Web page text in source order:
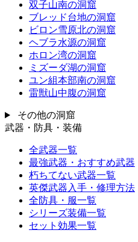
双子山南の洞窟
ブレッド台地の洞窟
ビロン雪原北の洞窟
ヘブラ水源の洞窟
ホロン湾の洞窟
ミズーダ湖の洞窟
ユン組本部南の洞窟
雷獣山中腹の洞窟
その他の洞窟
武器・防具・装備
全武器一覧
最強武器・おすすめ武器
朽ちてない武器一覧
英傑武器入手・修理方法
全防具・服一覧
シリーズ装備一覧
セット効果一覧